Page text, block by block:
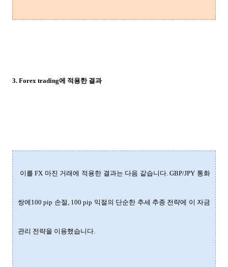
3. Forex trading에 적용한 결과
이를 FX 마진 거래에 적용한 결과는 다음 같습니다. GBP/JPY 통화
쌍에100 pip 손절, 100 pip 익절의 단순한 추세 추종 전략에 이 자금
관리 전략을 이용했습니다.